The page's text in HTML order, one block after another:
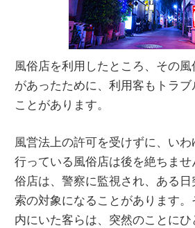
風俗店を利用したところ、その
があったために、利用客もトラ
ことがあります。
風営法上の許可を受けずに、い
行っている風俗店は後を絶ちま
俗店は、警察に監視され、ある
索の対象になることがあります
内にいた客らは、突然のことに